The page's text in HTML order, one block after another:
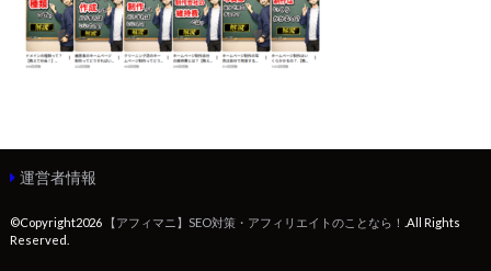
運営者情報
©Copyright2026 【アフィマニ】SEO対策・アフィリエイトのことなら！ .All Rights
Reserved.